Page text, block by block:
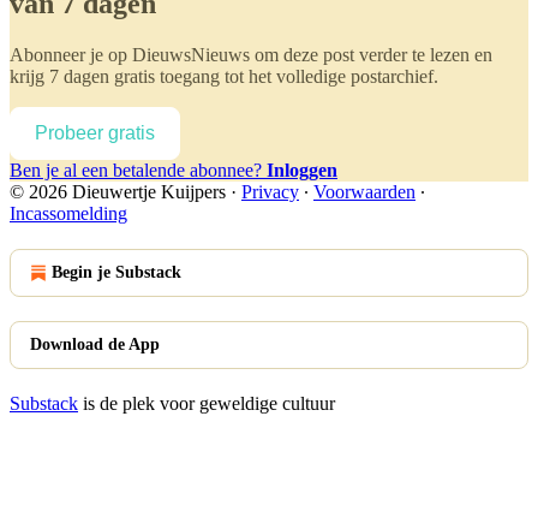
Abonneer je op DieuwsNieuws om deze post verder te lezen en
krijg 7 dagen gratis toegang tot het volledige postarchief.
Probeer gratis
Ben je al een betalende abonnee? Inloggen
© 2026 Dieuwertje Kuijpers · Privacy ∙ Voorwaarden ∙
Incassomelding
Begin je Substack
Download de App
Substack is de plek voor geweldige cultuur